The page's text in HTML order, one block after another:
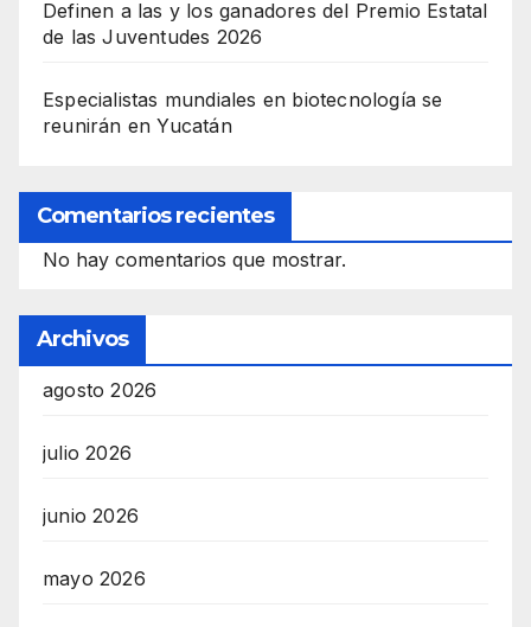
Definen a las y los ganadores del Premio Estatal
de las Juventudes 2026
Especialistas mundiales en biotecnología se
reunirán en Yucatán
Comentarios recientes
No hay comentarios que mostrar.
Archivos
agosto 2026
julio 2026
junio 2026
mayo 2026